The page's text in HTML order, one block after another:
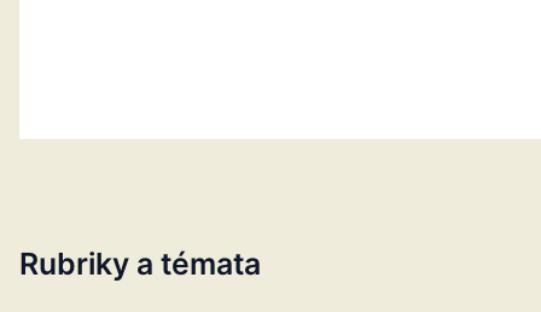
Rubriky a témata